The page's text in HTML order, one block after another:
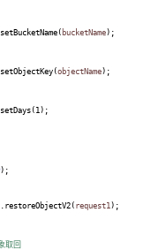
bucketName);
objectName);
);
.restoreObjectV2( request1);
取回